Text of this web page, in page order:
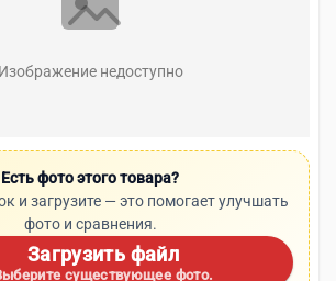
Изображение недоступно
Есть фото этого товара?
и загрузите — это помогает улучшать
фото и сравнения.
Загрузить файл
существующее фото.